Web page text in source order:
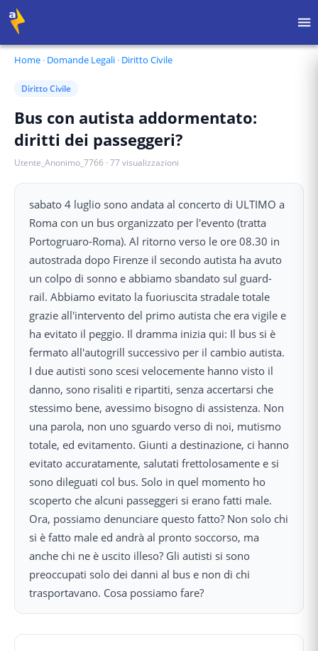
Home · Domande Legali · Diritto Civile
Diritto Civile
Bus con autista addormentato:
diritti dei passeggeri?
Utente_Anonimo_7766 · 77visualizzazioni
sabato 4 luglio sono andata al concerto di ULTIMO a
Roma con un bus organizzato per l'evento (tratta
Portogruaro-Roma). Al ritorno verso le ore 08.30 in
autostrada dopo Firenze il secondo autista ha avuto
un colpo di sonno e abbiamo sbandato sul guard-
rail. Abbiamo evitato la fuoriuscita stradale totale
grazie all'intervento del primo autista che era vigile e
ha evitato il peggio. Il dramma inizia qui: Il bus si è
fermato all'autogrill successivo per il cambio autista.
I due autisti sono scesi velocemente hanno visto il
danno, sono risaliti e ripartiti, senza accertarsi che
stessimo bene, avessimo bisogno di assistenza. Non
una parola, non uno sguardo verso di noi, mutismo
totale, ed evitamento. Giunti a destinazione, ci hanno
evitato accuratamente, salutati frettolosamente e si
sono dileguati col bus. Solo in quel momento ho
scoperto che alcuni passeggeri si erano fatti male.
Ora, possiamo denunciare questo fatto? Non solo chi
si è fatto male ed andrà al pronto soccorso, ma
anche chi ne è uscito illeso? Gli autisti si sono
preoccupati solo dei danni al bus e non di chi
trasportavano. Cosa possiamo fare?